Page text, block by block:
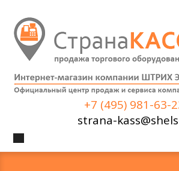
+7 (495) 981-63-
strana-